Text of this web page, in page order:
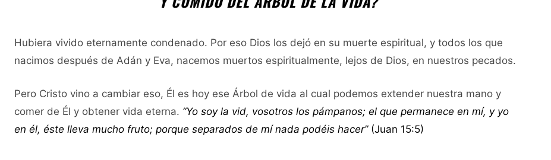
Hubiera vivido eternamente condenado. Por eso Dios los dejó en su muerte espiritual, y todos los que
nacimos después de Adán y Eva, nacemos muertos espiritualmente, lejos de Dios, en nuestros pecados.
Pero Cristo vino a cambiar eso, Él es hoy ese Árbol de vida al cual podemos extender nuestra mano y
comer de Él y obtener vida eterna. “Yo soy la vid, vosotros los pámpanos; el que permanece en mí, y yo
en él, éste lleva mucho fruto; porque separados de mí nada podéis hacer”(Juan 15:5)